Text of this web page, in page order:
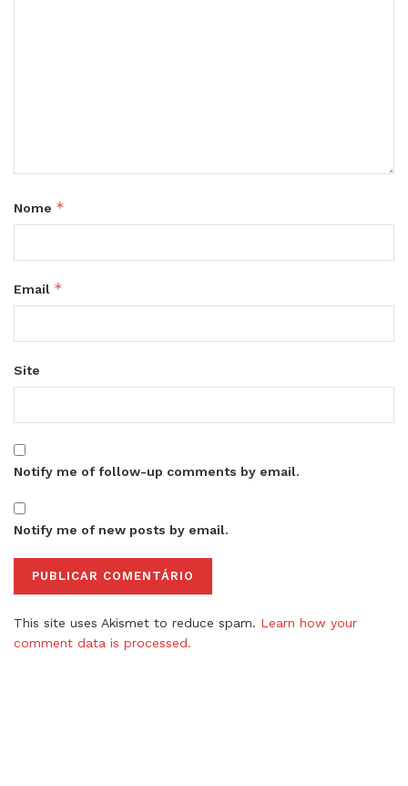
Nome *
Email *
Site
Notify me of follow-up comments by email.
Notify me of new posts by email.
This site uses Akismet to reduce spam. Learn how your
comment data is processed.